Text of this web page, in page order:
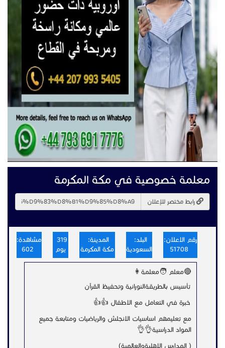
معلمة خصوصية في مكة المكرمة
رابط مختصر للإعلان
رقم الاعلان:
البلد:
السعودية
المدينة:
مكة المكرمة
يوم
مشاهدة:
🔴معلم 🧑معلمة👩
تأسيس بالطريقةالنورانية وتحفيظ القرآن
خبرة في التعامل مع الاطفال 👍👍
مع تعليمهم اساسيات الانجلش والرياضيات ومتابعة جميع
المواد الدراسية👌👌
( المدارس الاهليةوالعالمية)